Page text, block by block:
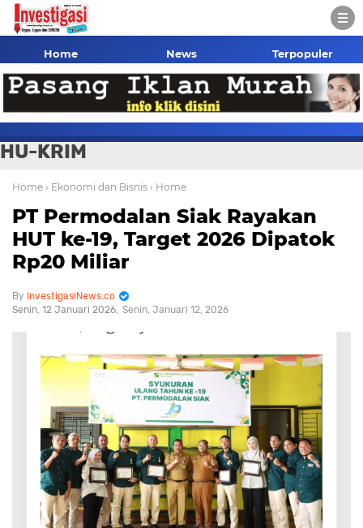
Home News Terpopuler
HU-KRIM
Home › Ekonomi dan Bisnis › Home
PT Permodalan Siak Rayakan
HUT ke-19, Target 2026 Dipatok
Rp20 Miliar
InvestigasiNews.co
Senin, 12 Januari 2026 Senin, Januari 12, 2026